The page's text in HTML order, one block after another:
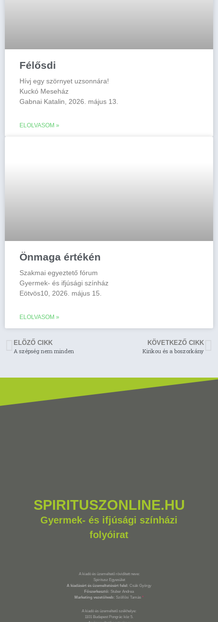
Félősdi
Hívj egy szörnyet uzsonnára!
Kuckó Meseház
Gabnai Katalin, 2026. május 13.
ELOLVASOM »
Önmaga értékén
Szakmai egyeztető fórum
Gyermek- és ifjúsági színház
Eötvös10, 2026. május 15.
ELOLVASOM »
ELÖZŐ CIKK
A szépség nem minden
KÖVETKEZŐ CIKK
Kirikou és a boszorkány
SPIRITUSZONLINE.HU
Gyermek- és ifjúsági színházi
folyóirat
A kiadó és üzemeltető rövidített neve:
Spiritusz Egyesület
A kiadásért és üzemeltetésért felel: Csák György
Főszerkesztő: Stuber Andrea
Marketing vezető/web: Szöllősi Tamás *
A kiadó és üzemeltető székhelye:
1101 Budapest Pongrác köz 5.